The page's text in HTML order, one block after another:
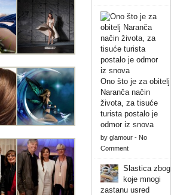
Ono što je za obitelj
Naranča način
života, za tisuće
turista postalo je
odmor iz snova
by glamour- No
Comment
Slastica zbog
koje mnogi
zastanu usred